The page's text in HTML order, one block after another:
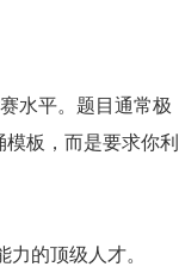
水平。题目通常极
板，而是要求你利
的顶级人才。